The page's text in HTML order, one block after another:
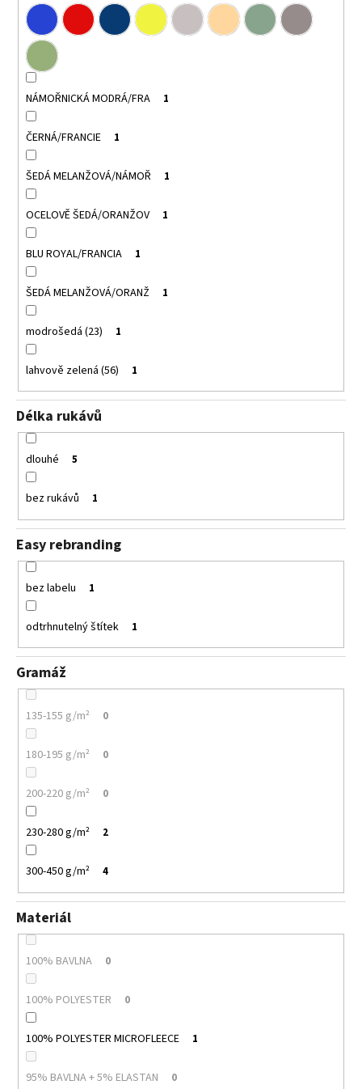
NÁMOŘNICKÁ MODRÁ/FRA 1
ČERNÁ/FRANCIE 1
ŠEDÁ MELANŽOVÁ/NÁMOŘ 1
OCELOVĚ ŠEDÁ/ORANŽOV 1
BLU ROYAL/FRANCIA 1
ŠEDÁ MELANŽOVÁ/ORANŽ 1
modrošedá (23) 1
lahvově zelená (56) 1
Délka rukávů
dlouhé 5
bez rukávů 1
Easy rebranding
bez labelu 1
odtrhnutelný štítek 1
Gramáž
135-155 g/m² 0
180-195 g/m² 0
200-220 g/m² 0
230-280 g/m² 2
300-450 g/m² 4
Materiál
100% BAVLNA 0
100% POLYESTER 0
100% POLYESTER MICROFLEECE 1
95% BAVLNA + 5% ELASTAN 0